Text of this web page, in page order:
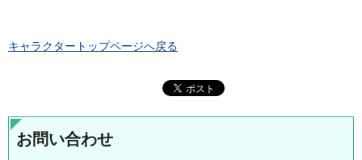
キャラクタートップページへ戻る
お問い合わせ